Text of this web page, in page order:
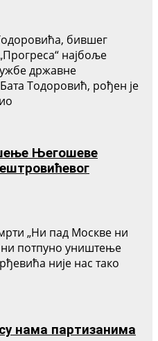
бившег
најбоље
државне
Тодоровић, рођен је
Његошеве
„Ни пад Москве ни
ни потпуно уништење
није нас тако
нама партизанима